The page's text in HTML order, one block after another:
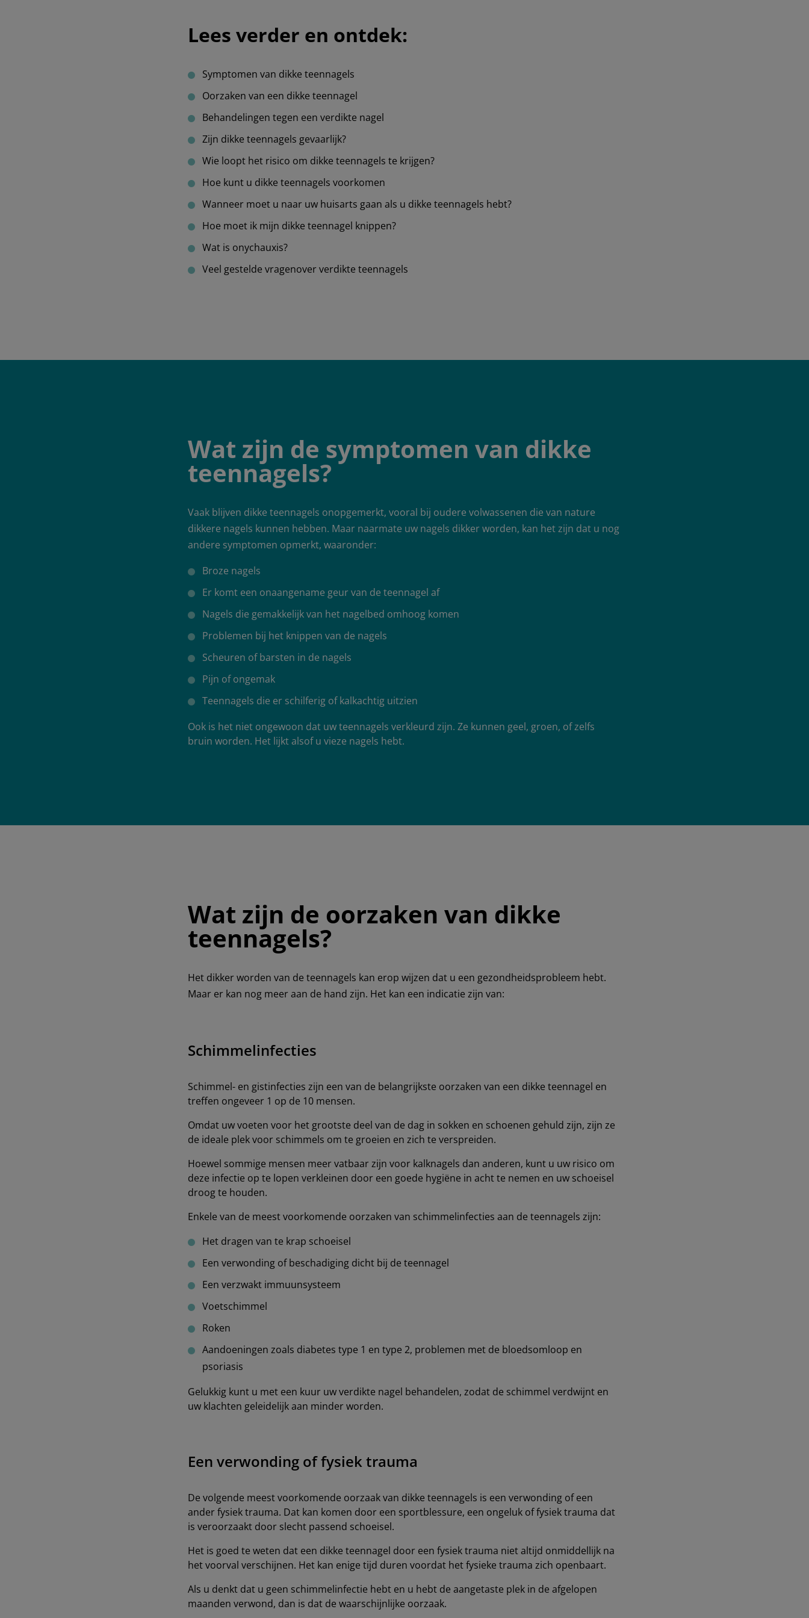
Lees verder en ontdek:
Symptomen van dikke teennagels
Oorzaken van een dikke teennagel
Behandelingen tegen een verdikte nagel
Zijn dikke teennagels gevaarlijk?
Wie loopt het risico om dikke teennagels te krijgen?
Hoe kunt u dikke teennagels voorkomen
Wanneer moet u naar uw huisarts gaan als u dikke teennagels hebt?
Hoe moet ik mijn dikke teennagel knippen?
Wat is onychauxis?
Veel gestelde vragenover verdikte teennagels
Wat zijn de symptomen van dikke
teennagels?
Vaak blijven dikke teennagels onopgemerkt, vooral bij oudere volwassenen die van nature
dikkere nagels kunnen hebben. Maar naarmate uw nagels dikker worden, kan het zijn dat u nog
andere symptomen opmerkt, waaronder:
Broze nagels
Er komt een onaangename geur van de teennagel af
Nagels die gemakkelijk van het nagelbed omhoog komen
Problemen bij het knippen van de nagels
Scheuren of barsten in de nagels
Pijn of ongemak
Teennagels die er schilferig of kalkachtig uitzien
Ook is het niet ongewoon dat uw teennagels verkleurd zijn. Ze kunnen geel, groen, of zelfs
bruin worden. Het lijkt alsof u vieze nagels hebt.
Wat zijn de oorzaken van dikke
teennagels?
Het dikker worden van de teennagels kan erop wijzen dat u een gezondheidsprobleem hebt.
Maar er kan nog meer aan de hand zijn. Het kan een indicatie zijn van:
Schimmelinfecties
Schimmel- en gistinfecties zijn een van de belangrijkste oorzaken van een dikke teennagel en
treffen ongeveer 1 op de 10 mensen.
Omdat uw voeten voor het grootste deel van de dag in sokken en schoenen gehuld zijn, zijn ze
de ideale plek voor schimmels om te groeien en zich te verspreiden.
Hoewel sommige mensen meer vatbaar zijn voor kalknagels dan anderen, kunt u uw risico om
deze infectie op te lopen verkleinen door een goede hygiëne in acht te nemen en uw schoeisel
droog te houden.
Enkele van de meest voorkomende oorzaken van schimmelinfecties aan de teennagels zijn:
Het dragen van te krap schoeisel
Een verwonding of beschadiging dicht bij de teennagel
Een verzwakt immuunsysteem
Voetschimmel
Roken
Aandoeningen zoals diabetes type 1 en type 2, problemen met de bloedsomloop en
psoriasis
Gelukkig kunt u met een kuur uw verdikte nagel behandelen, zodat de schimmel verdwijnt en
uw klachten geleidelijk aan minder worden.
Een verwonding of fysiek trauma
De volgende meest voorkomende oorzaak van dikke teennagels is een verwonding of een
ander fysiek trauma. Dat kan komen door een sportblessure, een ongeluk of fysiek trauma dat
is veroorzaakt door slecht passend schoeisel.
Het is goed te weten dat een dikke teennagel door een fysiek trauma niet altijd onmiddellijk na
het voorval verschijnen. Het kan enige tijd duren voordat het fysieke trauma zich openbaart.
Als u denkt dat u geen schimmelinfectie hebt en u hebt de aangetaste plek in de afgelopen
maanden verwond, dan is dat de waarschijnlijke oorzaak.